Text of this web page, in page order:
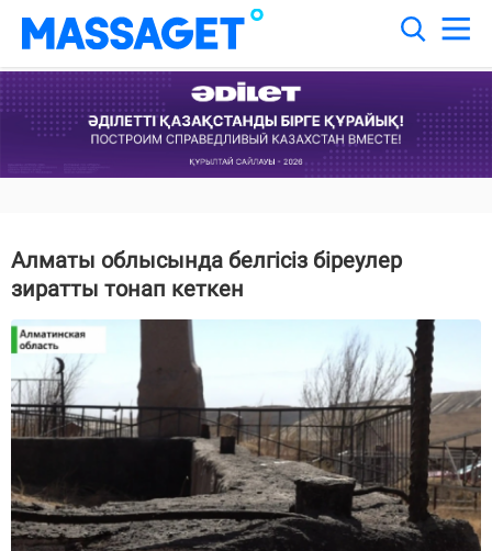
Алматы облысында белгісіз біреулер
зиратты тонап кеткен